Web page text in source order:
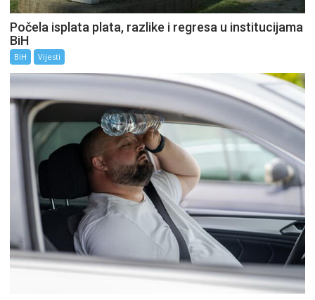
Počela isplata plata, razlike i regresa u institucijama
BiH
BiH Vijesti